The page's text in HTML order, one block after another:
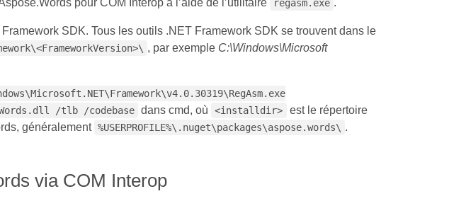
pour COM Interop à l’aide de l’utilitaire regasm.exe .
SDK. Tous les outils .NET Framework SDK se trouvent dans le
, par exemple C:\Windows\Microsoft
/tlb /codebase dans cmd, où <installdir>
est le répertoire
généralement %USERPROFILE%\.nuget\packages\aspose.words\ .
via COM Interop